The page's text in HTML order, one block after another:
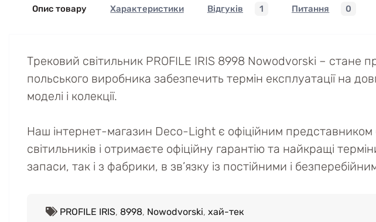
Опис товару Характеристики Відгуків 1 Питання 0
Трековий світильник PROFILE IRIS 8998 Nowodvorski – стане
польського виробника забезпечить термін експлуатації на
моделі і колекції.
Наш інтернет-магазин Deco-Light є офіційним
світильників і отримаєте офіційну гарантію та найкращі
запаси, так і з фабрики, в зв’язку із постійними і
PROFILE IRIS, 8998, Nowodvorski, хай-тек